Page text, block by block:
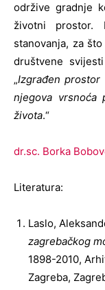
održive gradnje
životni
stanovanja, za
društvene
„Izgrađen
njegova vrsnoća
života.“
dr.sc. Borka
Literatura:
Laslo,
zagrebačkog
1898-2010,
Zagreba,